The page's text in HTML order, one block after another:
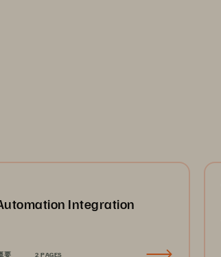
Integration
要 2 PAGES